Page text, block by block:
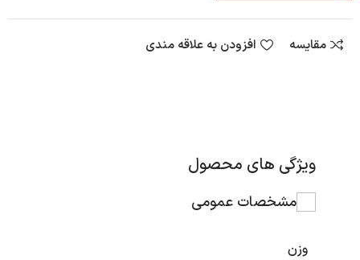
مقایسه افزودن به علاقه مندی
ویژگی های محصول
مشخصات عمومی
وزن